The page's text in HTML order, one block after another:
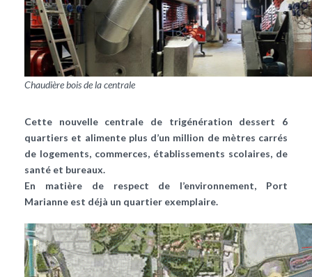
Chaudière bois de la centrale
Cette nouvelle centrale de trigénération dessert 6
quartiers et alimente plus d’un million de mètres carrés
de logements, commerces, établissements scolaires, de
santé et bureaux.
En matière de respect de l’environnement, Port
Marianne est déjà un quartier exemplaire.